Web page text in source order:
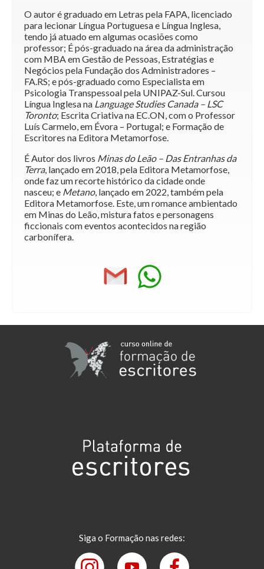
O autor é graduado em Letras pela FAPA, licenciado
para lecionar Língua Portuguesa e Língua Inglesa,
tendo já atuado em algumas ocasiões como
professor; É pós-graduado na área da administração
com MBA em Gestão de Pessoas, Estratégias e
Negócios pela Fundação dos Administradores –
FA.RS; e pós-graduado como Especialista em
Psicologia Transpessoal pela UNIPAZ-Sul. Cursou
Língua Inglesa na Language Studies Canada – LSC
Toronto; Escrita Criativa na EC.ON, com o Professor
Luís Carmelo, em Évora – Portugal; e Formação de
Escritores na Editora Metamorfose.
É Autor dos livros Minas do Leão – Das Entranhas da
Terra, lançado em 2018, pela Editora Metamorfose,
onde faz um recorte histórico da cidade onde
nasceu; e Metano, lançado em 2022, também pela
Editora Metamorfose. Este, um romance ambientado
em Minas do Leão, mistura fatos e personagens
ficcionais com eventos acontecidos na região
carbonífera.
Siga o Formação nas redes: